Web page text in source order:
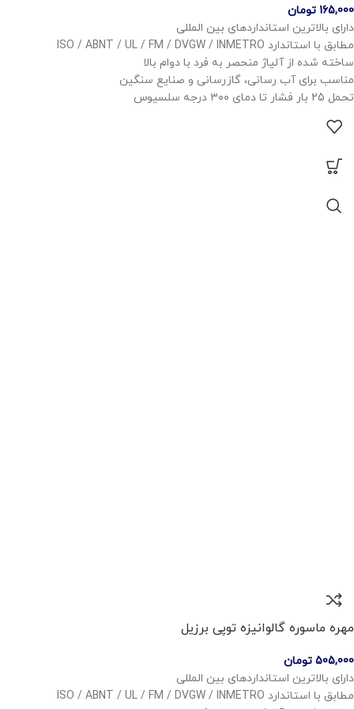
165,000 تومان
دارای بالاترین استانداردهای بین المللی
مطابق با استاندارد ISO / ABNT / UL / FM / DVGW / INMETRO
ساخته شده از آلیاژ منحصر به فرد با دوام بالا
مناسب برای آب رسانی، گازرسانی و صنایع سنگین
تحمل 25 بار فشار تا دمای ۳۰۰ درجه سلسیوس
مهره ماسوره گالوانیزه توپی برزیل
505,000 تومان
دارای بالاترین استانداردهای بین المللی
مطابق با استاندارد ISO / ABNT / UL / FM / DVGW / INMETRO